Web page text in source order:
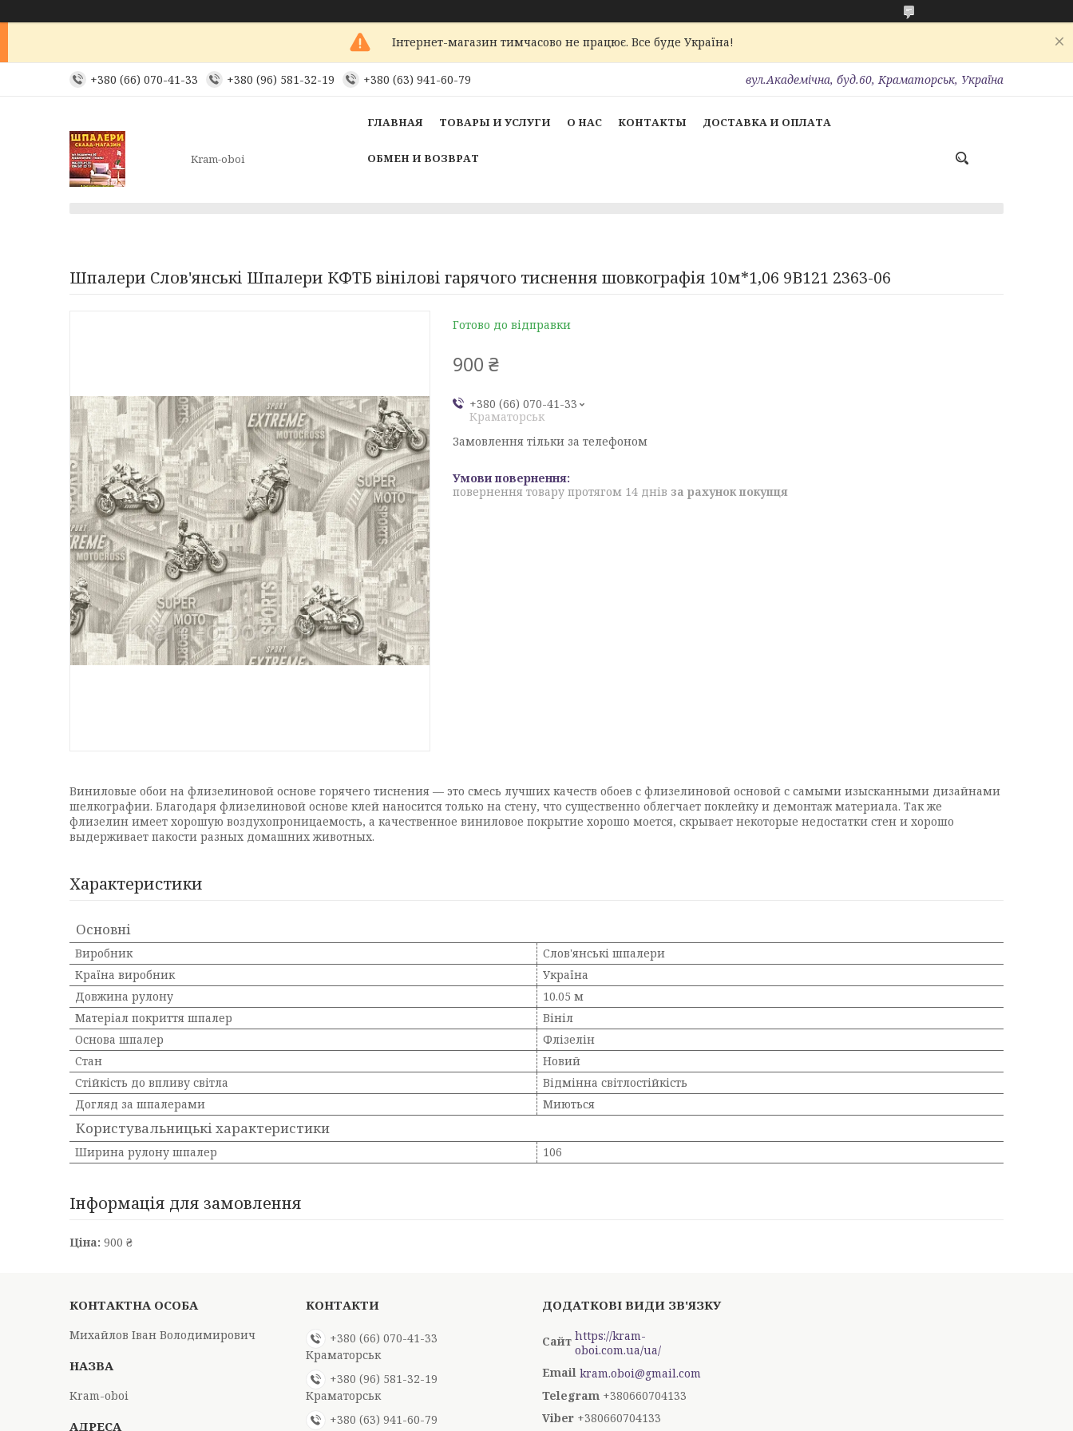
Інтернет-магазин тимчасово не працює. Все буде Україна!
+380 (66) 070-41-33 +380 (96) 581-32-19 +380 (63) 941-60-79 вул.Академічна, буд.60, Краматорськ, Україна
Kram-oboi
ГЛАВНАЯ ТОВАРЫ И УСЛУГИ О НАС КОНТАКТЫ ДОСТАВКА И ОПЛАТА
ОБМЕН И ВОЗВРАТ
Шпалери Слов'янські Шпалери КФТБ вінілові гарячого тиснення шовкографія 10м*1,06 9В121 2363-06
Готово до відправки
900 ₴
+380 (66) 070-41-33
Краматорськ
Замовлення тільки за телефоном
повернення товару протягом 14 днів за рахунок покупця
Виниловые обои на флизелиновой основе горячего тиснения — это смесь лучших качеств обоев с флизелиновой основой с самыми изысканными дизайнами
шелкографии. Благодаря флизелиновой основе клей наносится только на стену, что существенно облегчает поклейку и демонтаж материала. Так же
флизелин имеет хорошую воздухопроницаемость, а качественное виниловое покрытие хорошо моется, скрывает некоторые недостатки стен и хорошо
выдерживает пакости разных домашних животных.
Характеристики
Основні
Виробник
Слов'янські шпалери
Країна виробник
Україна
Довжина рулону
10.05 м
Матеріал покриття шпалер
Вініл
Основа шпалер
Флізелін
Стан
Новий
Стійкість до впливу світла
Відмінна світлостійкість
Догляд за шпалерами
Миються
Користувальницькі характеристики
Ширина рулону шпалер 106
Інформація для замовлення
Ціна: 900 ₴
Михайлов Іван Володимирович
Kram-oboi
+380 (66) 070-41-33
Краматорськ
+380 (96) 581-32-19
Краматорськ
+380 (63) 941-60-79
https://kram-
oboi.com.ua/ua/
kram.oboi@gmail.com
+380660704133
+380660704133